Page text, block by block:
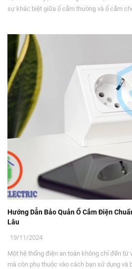
sự khác biệt giữa ổ cắm thường và ổ cắm
Hướng Dẫn Bảo Quản Ổ Cắm Điện
Lâu
19/11/2024
Một hệ thống điện an toàn không chỉ đến từ
mà còn phụ thuộc vào cách bạn sử dụng và